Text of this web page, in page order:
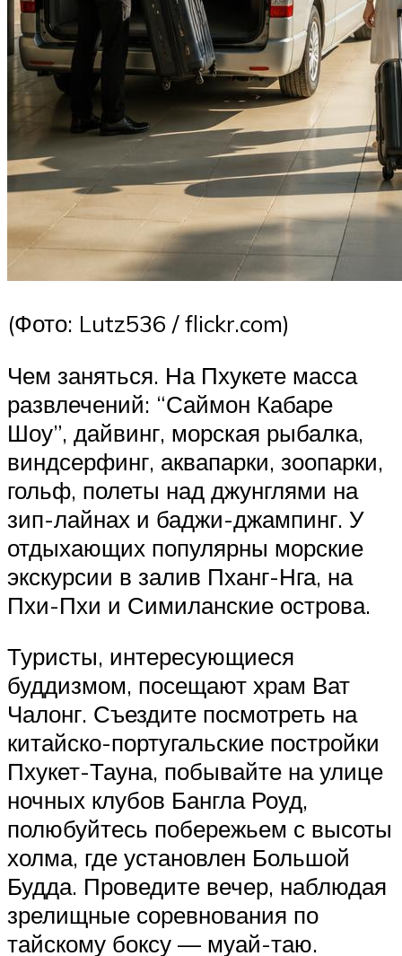
(Фото: Lutz536 / flickr.com)
Чем заняться. На Пхукете масса
развлечений: “Саймон Кабаре
Шоу”, дайвинг, морская рыбалка,
виндсерфинг, аквапарки, зоопарки,
гольф, полеты над джунглями на
зип-лайнах и баджи-джампинг. У
отдыхающих популярны морские
экскурсии в залив Пханг-Нга, на
Пхи-Пхи и Симиланские острова.
Туристы, интересующиеся
буддизмом, посещают храм Ват
Чалонг. Съездите посмотреть на
китайско-португальские постройки
Пхукет-Тауна, побывайте на улице
ночных клубов Бангла Роуд,
полюбуйтесь побережьем с высоты
холма, где установлен Большой
Будда. Проведите вечер, наблюдая
зрелищные соревнования по
тайскому боксу — муай-таю.